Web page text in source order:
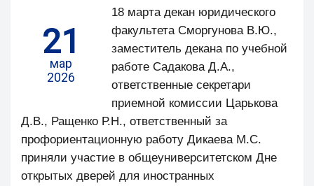
21
мар
2026
18 марта декан юридического
факультета Сморгунова В.Ю.,
заместитель декана по учебной
работе Садакова Д.А.,
ответственные секретари
приемной комиссии Царькова
Д.В., Ращенко Р.Н., ответственный за
профориентационную работу Дикаева М.С.
приняли участие в общеуниверситетском Дне
открытых дверей для иностранных